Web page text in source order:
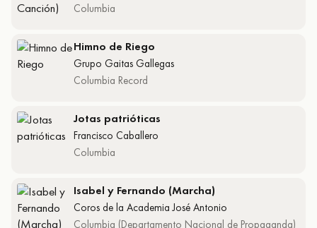
Columbia
Himno de Riego
Grupo Gaitas Gallegas
Columbia Record
Jotas patrióticas
Francisco Caballero
Columbia
Isabel y Fernando (Marcha)
Coros de la Academia José Antonio
Columbia (Departamento Nacional de Propaganda)